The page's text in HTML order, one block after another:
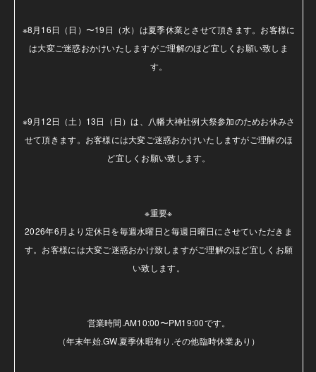
※8月16日（日）〜19日（水）は夏季休業とさせて頂きます。お客様に
は大変ご迷惑おかけいたしますがご理解のほど宜しくお願い致しま
す。
※9月12日（土）13日（日）は、八幡大神社例大祭参加のためお休みさ
せて頂きます。お客様には大変ご迷惑おかけいたしますがご理解のほ
ど宜しくお願い致します。
※重要※
2026年6月より定休日を毎週水曜日と毎週日曜日にさせていただきま
す。お客様には大変ご迷惑おかけ致しますがご理解のほど宜しくお願
い致します。
営業時間.AM10:00〜PM19:00です。
（年末年始.GW.夏季休暇有り.その他臨時休業あり）